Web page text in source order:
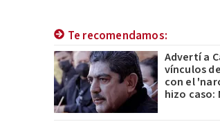
Te recomendamos:
Advertí a
vínculos
con el
hizo caso: